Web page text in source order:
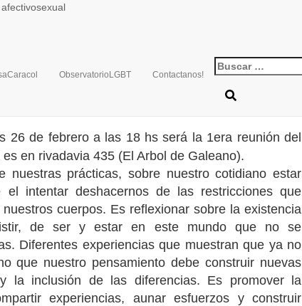
ObservatorioLGBT Contactanos!
Buscar:
sobre Género.
26 de febrero a las 18 hs será la 1era reunión del
en rivadavia 435 (El Arbol de Galeano).
nuestras prácticas, sobre nuestro cotidiano estar
intentar deshacernos de las restricciones que
cuerpos. Es reflexionar sobre la existencia
de ser y estar en este mundo que no se
Diferentes experiencias que muestran que ya no
que nuestro pensamiento debe construir nuevas
la inclusión de las diferencias. Es promover la
experiencias, aunar esfuerzos y construir